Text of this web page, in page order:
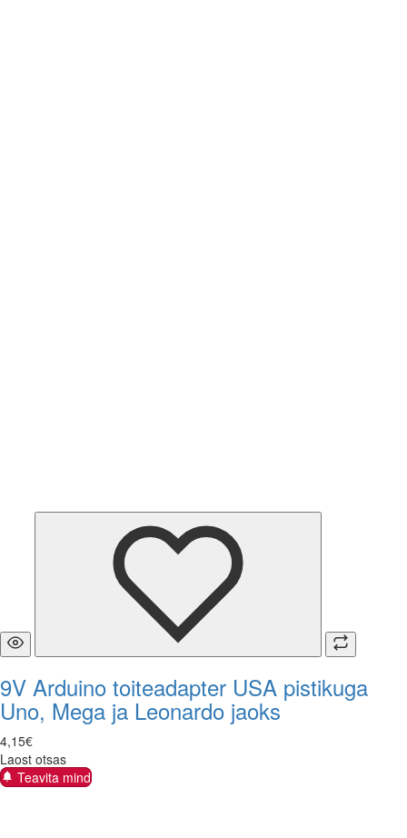
9V Arduino toiteadapter USA pistikuga
Uno, Mega ja Leonardo jaoks
4,15€
Laost otsas
Teavita mind